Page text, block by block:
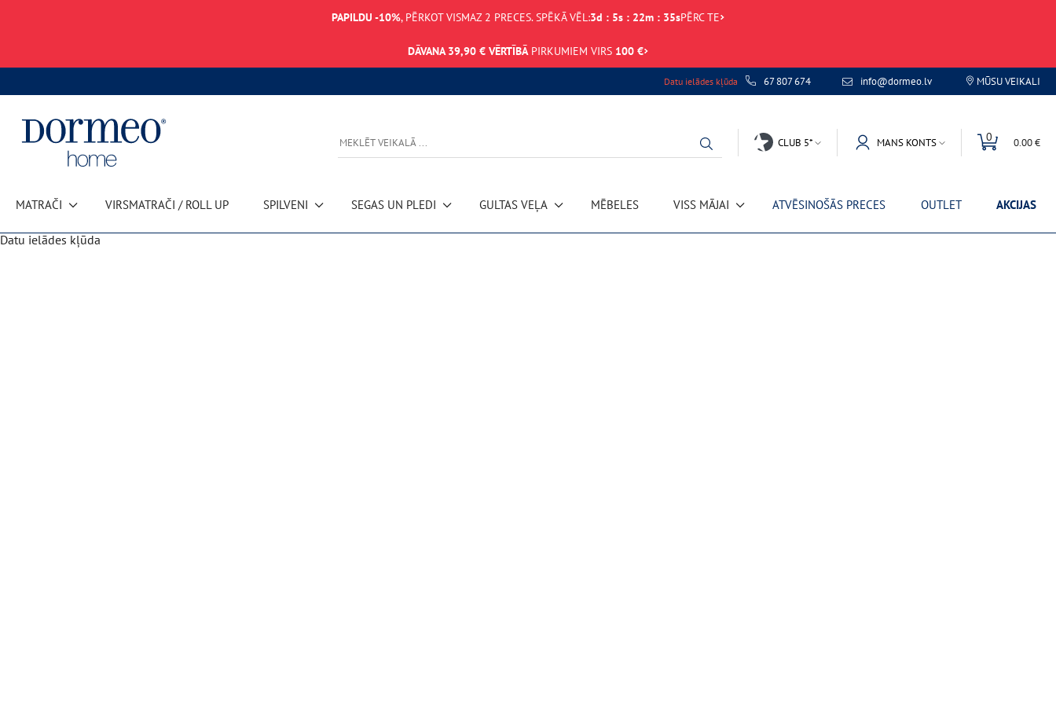
PAPILDU -10%, PĒRKOT VISMAZ 2 PRECES. SPĒKĀ VĒL:3d : 5s : 22m : 35sPĒRC TE
DĀVANA 39,90 € VĒRTĪBĀ PIRKUMIEM VIRS 100 €
Datu ielādes kļūda 67 807 674 info@dormeo.lv MŪSU VEIKALI
CLUB 5* MANS KONTS 0 0.00 €
MATRAČI VIRSMATRAČI / ROLL UP SPILVENI SEGAS UN PLEDI GULTAS VEĻA MĒBELES VISS MĀJAI ATVĒSINOŠĀS PRECES OUTLET AKCIJAS
Datu ielādes kļūda